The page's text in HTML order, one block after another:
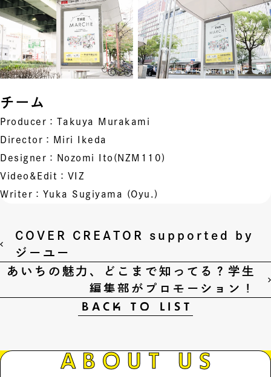
チーム
Producer：Takuya Murakami
Director：Miri Ikeda
Designer：Nozomi Ito(NZM110)
Video&Edit：VIZ
Writer：Yuka Sugiyama (Oyu.)
COVER CREATOR supported by
ジーユー
BACK TO LIST
あいちの魅力、どこまで知ってる？学生
編集部がプロモーション！
ABOUT US